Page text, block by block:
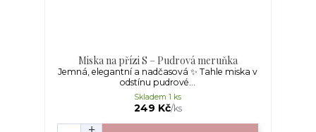
Miska na přízi S – Pudrová meruňka
Jemná, elegantní a nadčasová ✨ Tahle miska v
odstínu pudrové...
249 Kč/ks
Skladem 1 ks